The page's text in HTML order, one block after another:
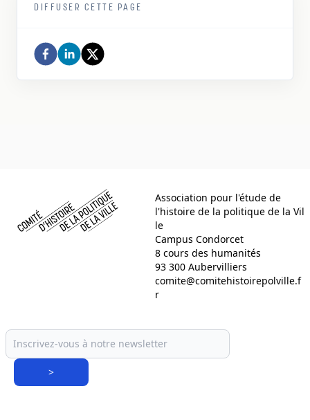
DIFFUSER CETTE PAGE
Association pour l'étude de
l'histoire de la politique de la Vil
le
Campus Condorcet
8 cours des humanités
93 300 Aubervilliers
comite@comitehistoirepolville.f
r
>